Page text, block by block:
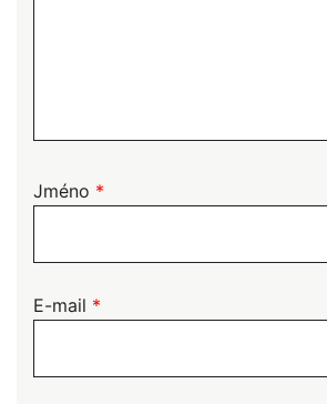
Jméno *
E-mail *